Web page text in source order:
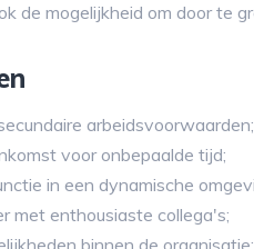
de mogelijkheid om door te
arbeidsvoorwaarden;
voor onbepaalde tijd;
in een dynamische
met enthousiaste collega's;
binnen de organisatie;